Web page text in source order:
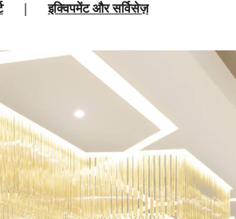
इक्विपमेंट और सर्विसेज़